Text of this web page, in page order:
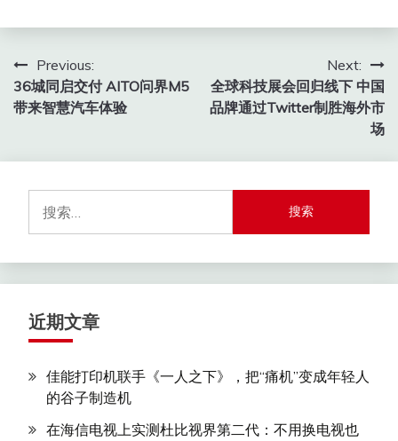
文
章
航
Previous:
36城同启交付 AITO问界M5
带来智慧汽车体验
Next:
全球科技展会回归线下 中国
品牌通过Twitter制胜海外市
场
索：
近期文章
佳能打印机联手《一人之下》，把“痛机”变成年轻人
的谷子制造机
在海信电视上实测杜比视界第二代：不用换电视也